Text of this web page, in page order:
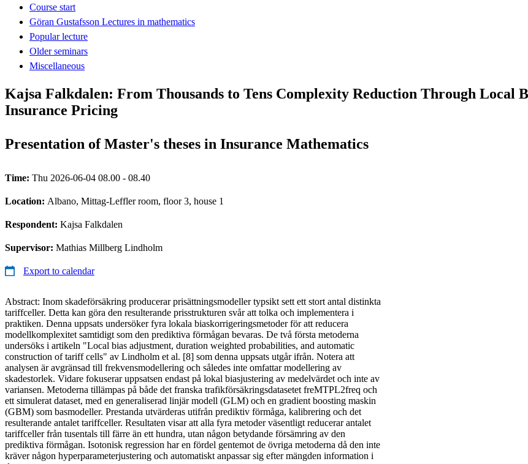
Course start
Göran Gustafsson Lectures in mathematics
Popular lecture
Older seminars
Miscellaneous
Kajsa Falkdalen: From Thousands to Tens Complexity Reduction Through Local
Insurance Pricing
Presentation of Master's theses in Insurance Mathematics
Time: Thu 2026-06-04 08.00 - 08.40
Location: Albano, Mittag-Leffler room, floor 3, house 1
Respondent: Kajsa Falkdalen
Supervisor: Mathias Millberg Lindholm
Export to calendar
Abstract: Inom skadeförsäkring producerar prisättningsmodeller typsikt sett ett stort antal distinkta
tariffceller. Detta kan göra den resulterande prisstrukturen svår att tolka och implementera i
praktiken. Denna uppsats undersöker fyra lokala biaskorrigeringsmetoder för att reducera
modellkomplexitet samtidigt som den prediktiva förmågan bevaras. De två första metoderna
undersöks i artikeln "Local bias adjustment, duration weighted probabilities, and automatic
construction of tariff cells" av Lindholm et al. [8] som denna uppsats utgår ifrån. Notera att
analysen är avgränsad till frekvensmodellering och således inte omfattar modellering av
skadestorlek. Vidare fokuserar uppsatsen endast på lokal biasjustering av medelvärdet och inte av
variansen. Metoderna tillämpas på både det franska trafikförsäkringsdatasetet freMTPL2freq och
ett simulerat dataset, med en generaliserad linjär modell (GLM) och en gradient boosting maskin
(GBM) som basmodeller. Prestanda utvärderas utifrån prediktiv förmåga, kalibrering och det
resulterande antalet tariffceller. Resultaten visar att alla fyra metoder väsentligt reducerar antalet
tariffceller från tusentals till färre än ett hundra, utan någon betydande försämring av den
prediktiva förmågan. Isotonisk regression har en fördel gentemot de övriga metoderna då den inte
kräver någon hyperparameterjustering och automatiskt anpassar sig efter mängden information i